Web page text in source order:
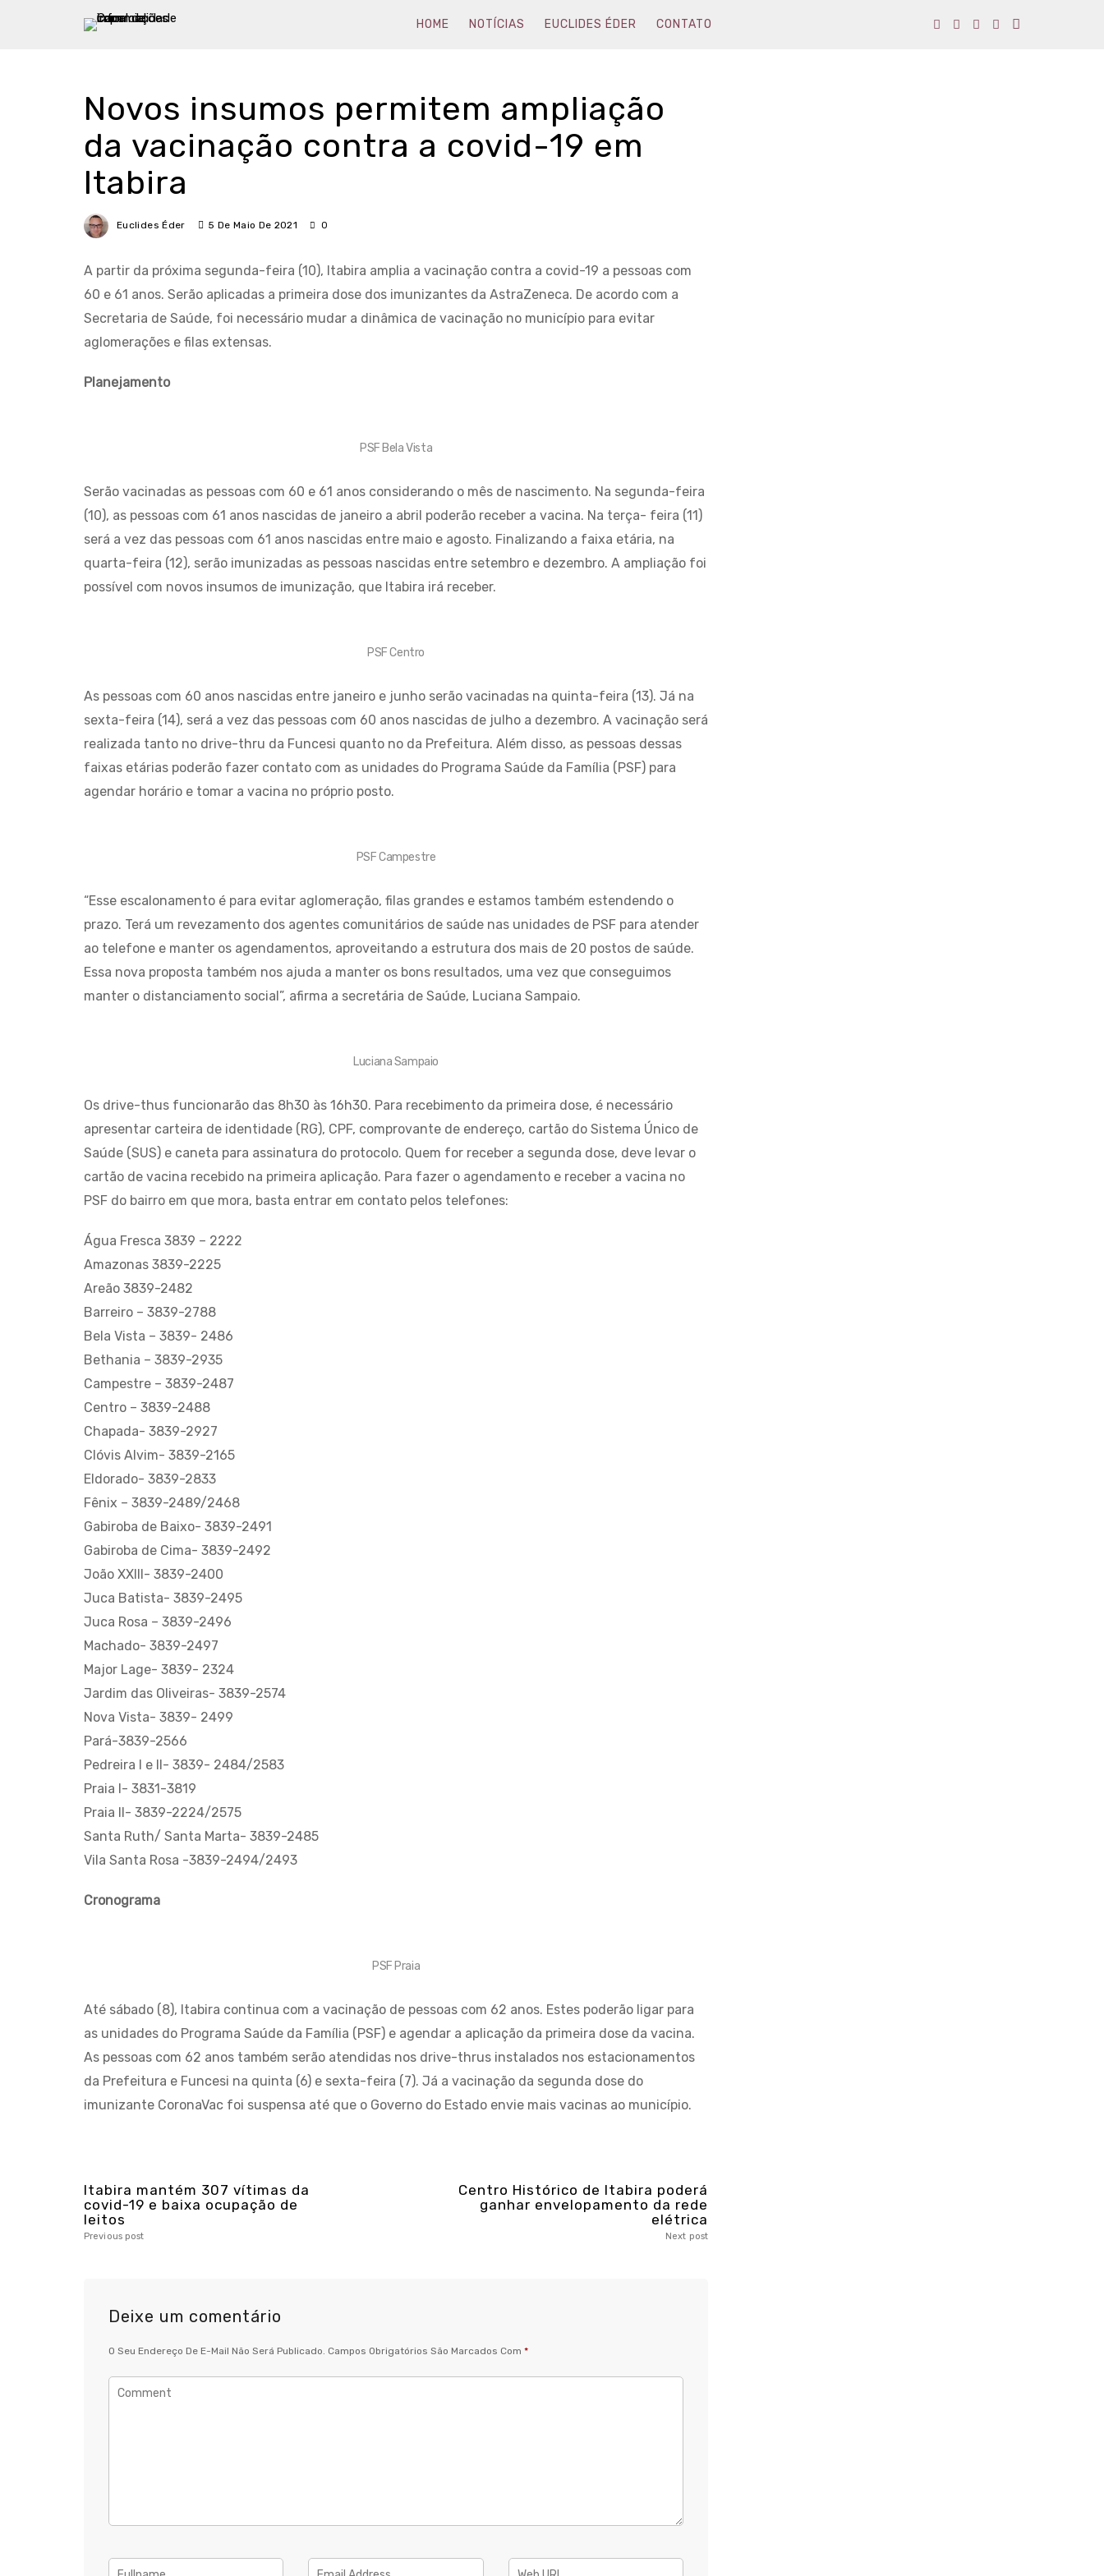
HOME NOTÍCIAS EUCLIDES ÉDER CONTATO
Novos insumos permitem ampliação
da vacinação contra a covid-19 em
Itabira
Euclides Éder 5 De Maio De 2021 0
A partir da próxima segunda-feira (10), Itabira amplia a vacinação contra a covid-19 a pessoas com
60 e 61 anos. Serão aplicadas a primeira dose dos imunizantes da AstraZeneca. De acordo com a
Secretaria de Saúde, foi necessário mudar a dinâmica de vacinação no município para evitar
aglomerações e filas extensas.
Planejamento
PSF Bela Vista
Serão vacinadas as pessoas com 60 e 61 anos considerando o mês de nascimento. Na segunda-feira
(10), as pessoas com 61 anos nascidas de janeiro a abril poderão receber a vacina. Na terça- feira (11)
será a vez das pessoas com 61 anos nascidas entre maio e agosto. Finalizando a faixa etária, na
quarta-feira (12), serão imunizadas as pessoas nascidas entre setembro e dezembro. A ampliação foi
possível com novos insumos de imunização, que Itabira irá receber.
PSF Centro
As pessoas com 60 anos nascidas entre janeiro e junho serão vacinadas na quinta-feira (13). Já na
sexta-feira (14), será a vez das pessoas com 60 anos nascidas de julho a dezembro. A vacinação será
realizada tanto no drive-thru da Funcesi quanto no da Prefeitura. Além disso, as pessoas dessas
faixas etárias poderão fazer contato com as unidades do Programa Saúde da Família (PSF) para
agendar horário e tomar a vacina no próprio posto.
PSF Campestre
“Esse escalonamento é para evitar aglomeração, filas grandes e estamos também estendendo o
prazo. Terá um revezamento dos agentes comunitários de saúde nas unidades de PSF para atender
ao telefone e manter os agendamentos, aproveitando a estrutura dos mais de 20 postos de saúde.
Essa nova proposta também nos ajuda a manter os bons resultados, uma vez que conseguimos
manter o distanciamento social”, afirma a secretária de Saúde, Luciana Sampaio.
Luciana Sampaio
Os drive-thus funcionarão das 8h30 às 16h30. Para recebimento da primeira dose, é necessário
apresentar carteira de identidade (RG), CPF, comprovante de endereço, cartão do Sistema Único de
Saúde (SUS) e caneta para assinatura do protocolo. Quem for receber a segunda dose, deve levar o
cartão de vacina recebido na primeira aplicação. Para fazer o agendamento e receber a vacina no
PSF do bairro em que mora, basta entrar em contato pelos telefones:
Água Fresca 3839 – 2222
Amazonas 3839-2225
Areão 3839-2482
Barreiro – 3839-2788
Bela Vista – 3839- 2486
Bethania – 3839-2935
Campestre – 3839-2487
Centro – 3839-2488
Chapada- 3839-2927
Clóvis Alvim- 3839-2165
Eldorado- 3839-2833
Fênix – 3839-2489/2468
Gabiroba de Baixo- 3839-2491
Gabiroba de Cima- 3839-2492
João XXIII- 3839-2400
Juca Batista- 3839-2495
Juca Rosa – 3839-2496
Machado- 3839-2497
Major Lage- 3839- 2324
Jardim das Oliveiras- 3839-2574
Nova Vista- 3839- 2499
Pará-3839-2566
Pedreira I e II- 3839- 2484/2583
Praia I- 3831-3819
Praia II- 3839-2224/2575
Santa Ruth/ Santa Marta- 3839-2485
Vila Santa Rosa -3839-2494/2493
Cronograma
PSF Praia
Até sábado (8), Itabira continua com a vacinação de pessoas com 62 anos. Estes poderão ligar para
as unidades do Programa Saúde da Família (PSF) e agendar a aplicação da primeira dose da vacina.
As pessoas com 62 anos também serão atendidas nos drive-thrus instalados nos estacionamentos
da Prefeitura e Funcesi na quinta (6) e sexta-feira (7). Já a vacinação da segunda dose do
imunizante CoronaVac foi suspensa até que o Governo do Estado envie mais vacinas ao município.
Itabira mantém 307 vítimas da
covid-19 e baixa ocupação de
leitos
Previous post
Centro Histórico de Itabira poderá
ganhar envelopamento da rede
elétrica
Next post
Deixe um comentário
O Seu Endereço De E-Mail Não Será Publicado. Campos Obrigatórios São Marcados Com *